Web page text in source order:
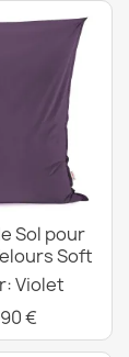
Sol pour
Soft
Violet
€